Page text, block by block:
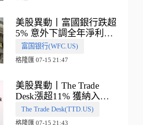
美股異動丨富國銀行跌超
5% 意外下調全年淨利息
收入指引
富国银行(WFC.US)
格隆匯 07-15 21:47
美股異動丨The Trade
Desk漲超11% 獲納入標
普500指數
The Trade Desk(TTD.US)
格隆匯 07-15 21:43